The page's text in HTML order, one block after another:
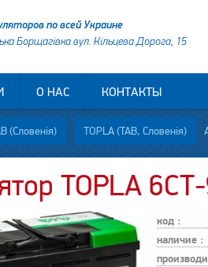
по всей Украине
Борщагівка вул. Кільцева Дорога, 15
О НАС КОНТАКТЫ
(Словенія) TOPLA (TAB, Словенія)
TOPLA
код :
наличие :